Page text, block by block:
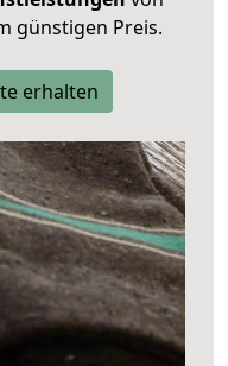
günstigen Preis.
erhalten